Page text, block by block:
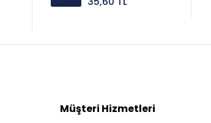
Müşteri Hizmetleri